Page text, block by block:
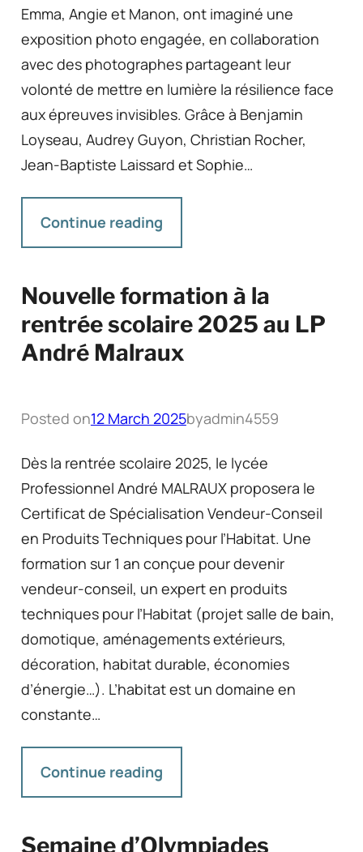
Emma, Angie et Manon, ont imaginé une
exposition photo engagée, en collaboration
avec des photographes partageant leur
volonté de mettre en lumière la résilience face
aux épreuves invisibles. Grâce à Benjamin
Loyseau, Audrey Guyon, Christian Rocher,
Jean-Baptiste Laissard et Sophie…
Continue reading
Nouvelle formation à la
rentrée scolaire 2025 au LP
André Malraux
Posted on12 March 2025byadmin4559
Dès la rentrée scolaire 2025, le lycée
Professionnel André MALRAUX proposera le
Certificat de Spécialisation Vendeur-Conseil
en Produits Techniques pour l’Habitat. Une
formation sur 1 an conçue pour devenir
vendeur-conseil, un expert en produits
techniques pour l’Habitat (projet salle de bain,
domotique, aménagements extérieurs,
décoration, habitat durable, économies
d’énergie…). L’habitat est un domaine en
constante…
Continue reading
Semaine d’Olympiades